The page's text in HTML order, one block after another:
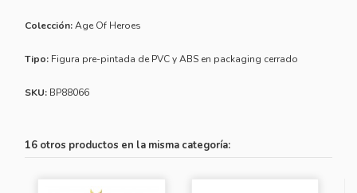
Colección:Age Of Heroes
Tipo: Figura pre-pintada de PVC y ABS en packaging cerrado
SKU: BP88066
16 otros productos en la misma categoría: